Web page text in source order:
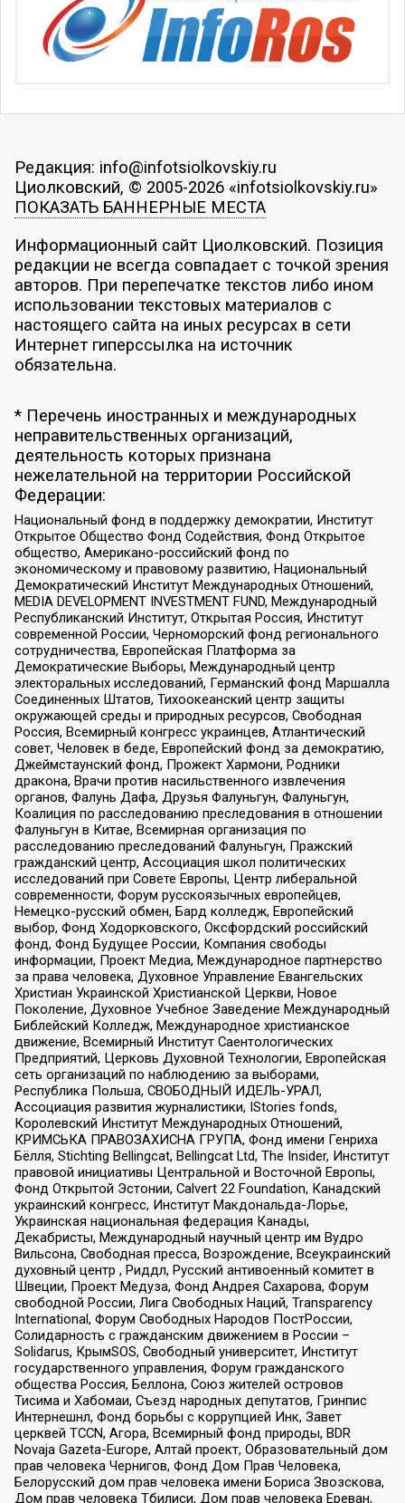
Редакция: info@infotsiolkovskiy.ru
Циолковский, © 2005-2026 «infotsiolkovskiy.ru»
ПОКАЗАТЬ БАННЕРНЫЕ МЕСТА
Информационный сайт Циолковский. Позиция
редакции не всегда совпадает с точкой зрения
авторов. При перепечатке текстов либо ином
использовании текстовых материалов с
настоящего сайта на иных ресурсах в сети
Интернет гиперссылка на источник
обязательна.
* Перечень иностранных и международных
неправительственных организаций,
деятельность которых признана
нежелательной на территории Российской
Федерации:
Национальный фонд в поддержку демократии, Институт
Открытое Общество Фонд Содействия, Фонд Открытое
общество, Американо-российский фонд по
экономическому и правовому развитию, Национальный
Демократический Институт Международных Отношений,
MEDIA DEVELOPMENT INVESTMENT FUND, Международный
Республиканский Институт, Открытая Россия, Институт
современной России, Черноморский фонд регионального
сотрудничества, Европейская Платформа за
Демократические Выборы, Международный центр
электоральных исследований, Германский фонд Маршалла
Соединенных Штатов, Тихоокеанский центр защиты
окружающей среды и природных ресурсов, Свободная
Россия, Всемирный конгресс украинцев, Атлантический
совет, Человек в беде, Европейский фонд за демократию,
Джеймстаунский фонд, Прожект Хармони, Родники
дракона, Врачи против насильственного извлечения
органов, Фалунь Дафа, Друзья Фалуньгун, Фалуньгун,
Коалиция по расследованию преследования в отношении
Фалуньгун в Китае, Всемирная организация по
расследованию преследований Фалуньгун, Пражский
гражданский центр, Ассоциация школ политических
исследований при Совете Европы, Центр либеральной
современности, Форум русскоязычных европейцев,
Немецко-русский обмен, Бард колледж, Европейский
выбор, Фонд Ходорковского, Оксфордский российский
фонд, Фонд Будущее России, Компания свободы
информации, Проект Медиа, Международное партнерство
за права человека, Духовное Управление Евангельских
Христиан Украинской Христианской Церкви, Новое
Поколение, Духовное Учебное Заведение Международный
Библейский Колледж, Международное христианское
движение, Всемирный Институт Саентологических
Предприятий, Церковь Духовной Технологии, Европейская
сеть организаций по наблюдению за выборами,
Республика Польша, СВОБОДНЫЙ ИДЕЛЬ-УРАЛ,
Ассоциация развития журналистики, IStories fonds,
Королевский Институт Международных Отношений,
КРИМСЬКА ПРАВОЗАХИСНА ГРУПА, Фонд имени Генриха
Бёлля, Stichting Bellingcat, Bellingcat Ltd, The Insider, Институт
правовой инициативы Центральной и Восточной Европы,
Фонд Открытой Эстонии, Calvert 22 Foundation, Канадский
украинский конгресс, Институт Макдональда-Лорье,
Украинская национальная федерация Канады,
Декабристы, Международный научный центр им Вудро
Вильсона, Свободная пресса, Возрождение, Всеукраинский
духовный центр , Риддл, Русский антивоенный комитет в
Швеции, Проект Медуза, Фонд Андрея Сахарова, Форум
свободной России, Лига Свободных Наций, Transparеncy
International, Форум Свободных Народов ПостРоссии,
Солидарность с гражданским движением в России –
Solidarus, КрымSOS, Свободный университет, Институт
государственного управления, Форум гражданского
общества Россия, Беллона, Союз жителей островов
Тисима и Хабомаи, Съезд народных депутатов, Гринпис
Интернешнл, Фонд борьбы с коррупцией Инк, Завет
церквей TCCN, Агора, Всемирный фонд природы, BDR
Novaja Gazeta-Europe, Алтай проект, Образовательный дом
прав человека Чернигов, Фонд Дом Прав Человека,
Белорусский дом прав человека имени Бориса Звозскова,
Дом прав человека Тбилиси, Дом прав человека Ереван,